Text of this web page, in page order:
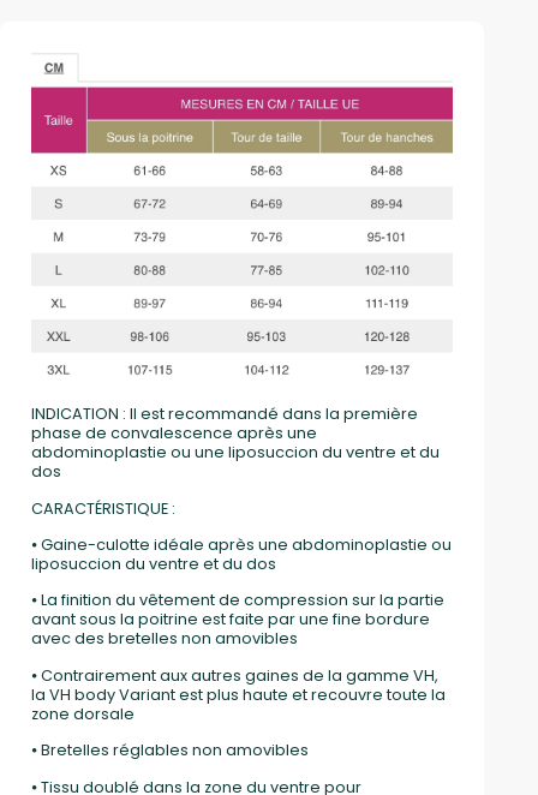
INDICATION : Il est recommandé dans la première
phase de convalescence après une
abdominoplastie ou une liposuccion du ventre et du
dos
CARACTÉRISTIQUE :
⦁ Gaine-culotte idéale après une abdominoplastie ou
liposuccion du ventre et du dos
⦁ La finition du vêtement de compression sur la partie
avant sous la poitrine est faite par une fine bordure
avec des bretelles non amovibles
⦁ Contrairement aux autres gaines de la gamme VH,
la VH body Variant est plus haute et recouvre toute la
zone dorsale
⦁ Bretelles réglables non amovibles
⦁ Tissu doublé dans la zone du ventre pour